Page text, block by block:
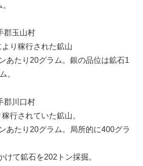
郡玉山村
り稼行された鉱山
あたり20グラム。銀の品位は鉱石1
。
郡川口村
行されていた鉱山。
あたり20グラム。局所的に400グラ
けて鉱石を202トン採掘。